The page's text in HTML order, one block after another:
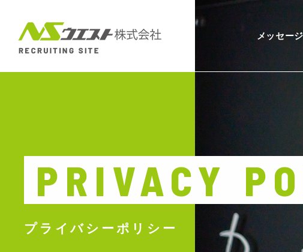
メッセージ
PRIVACY
プライバシーポリシー